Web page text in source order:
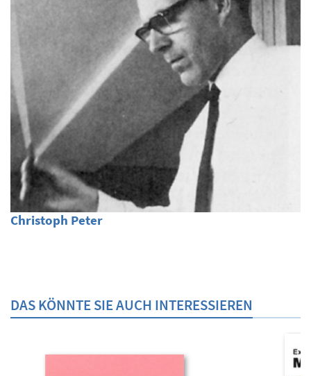
Christoph Peter
DAS KÖNNTE SIE AUCH INTERESSIEREN